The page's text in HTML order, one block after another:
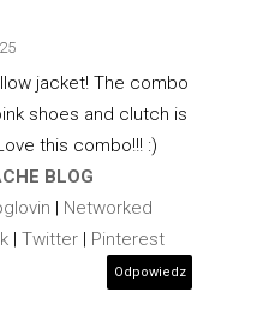
jacket! The combo
shoes and clutch is
this combo!!! :)
BLOG
| Networked
| Twitter | Pinterest
Odpowiedz